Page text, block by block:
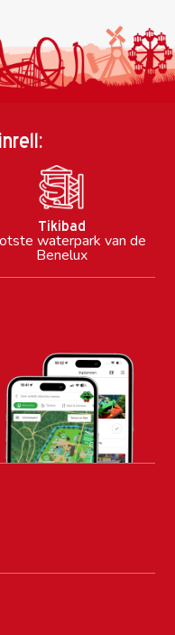
Tikibad
waterpark van de
Benelux